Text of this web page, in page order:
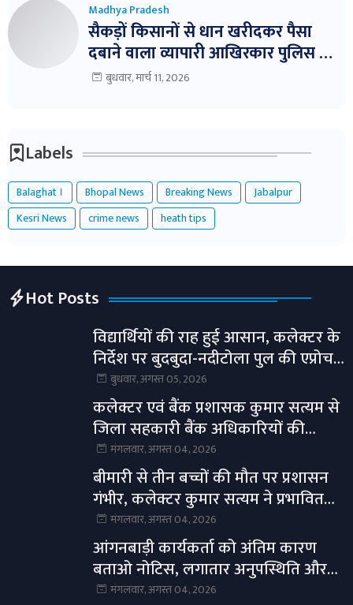
कार्रवाई के निर्देश
Madhya Pradesh
सैकड़ों किसानों से धान खरीदकर पैसा
दबाने वाला व्यापारी आखिरकार पुलिस के
शिकंजे में!
बुधवार, मार्च 11, 2026
Labels
Balaghat । Bhopal News Breaking News
Jabalpur
Kesri News
crime news heath tips
Hot Posts
विद्यार्थियों की राह हुई आसान, कलेक्टर के
निर्देश पर बुदबुदा-नदीटोला पुल की एप्रोच
रोड तैयार।
बुधवार, अगस्त 05, 2026
कलेक्टर एवं बैंक प्रशासक कुमार सत्यम से
जिला सहकारी बैंक अधिकारियों की
सौजन्य भेंट।
मंगलवार, अगस्त 04, 2026
बीमारी से तीन बच्चों की मौत पर प्रशासन
गंभीर, कलेक्टर कुमार सत्यम ने प्रभावित
गांवों में स्वास्थ्य अमला भेजा।
मंगलवार, अगस्त 04, 2026
आंगनबाड़ी कार्यकर्ता को अंतिम कारण
बताओ नोटिस, लगातार अनुपस्थिति और
लापरवाही पर होगी कार्रवाई।
मंगलवार, अगस्त 04, 2026